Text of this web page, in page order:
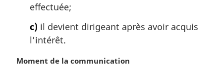
effectuée;
c) il devient dirigeant après avoir acquis
l’intérêt.
N
Moment de la communication